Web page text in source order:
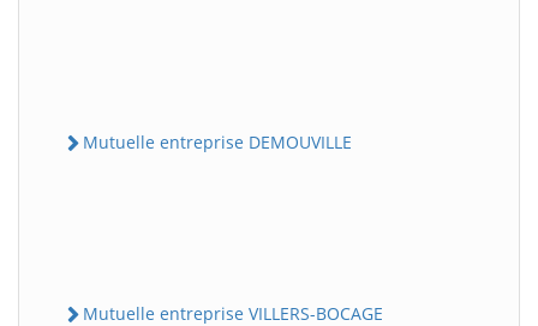
Mutuelle entreprise DEMOUVILLE
Mutuelle entreprise VILLERS-BOCAGE